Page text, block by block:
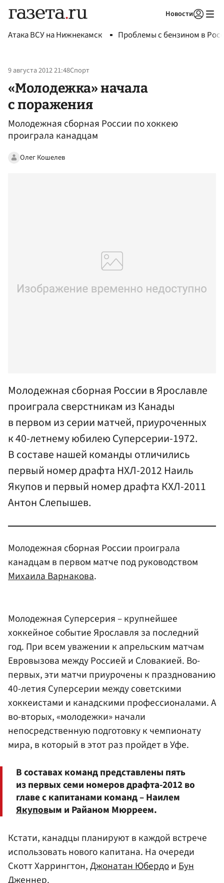
Новости
Атака ВСУ на Нижнекамск Проблемы с бензином в
9 августа 2012 21:48Спорт
«Молодежка» начала
с поражения
Молодежная сборная России по хоккею
проиграла канадцам
Олег Кошелев
Молодежная сборная России в Ярославле
проиграла сверстникам из Канады
в первом из серии матчей, приуроченных
к 40-летнему юбилею Суперсерии-1972.
В составе нашей команды отличились
первый номер драфта НХЛ-2012 Наиль
Якупов и первый номер драфта КХЛ-2011
Антон Слепышев.
Молодежная сборная России проиграла
канадцам в первом матче под руководством
Михаила Варнакова.
Молодежная Суперсерия – крупнейшее
хоккейное событие Ярославля за последний
год. При всем уважении к апрельским матчам
Евровызова между Россией и Словакией. Во-
первых, эти матчи приурочены к празднованию
40-летия Суперсерии между советскими
хоккеистами и канадскими профессионалами. А
во-вторых, «молодежки» начали
непосредственную подготовку к чемпионату
мира, в который в этот раз пройдет в Уфе.
В составах команд представлены пять
из первых семи номеров драфта-2012 во
главе с капитанами команд – Наилем
Якуповым и Райаном Мюрреем.
Кстати, канадцы планируют в каждой встрече
использовать нового капитана. На очереди
Скотт Харрингтон,Джонатан ЮбердоиБун
Дженнер.